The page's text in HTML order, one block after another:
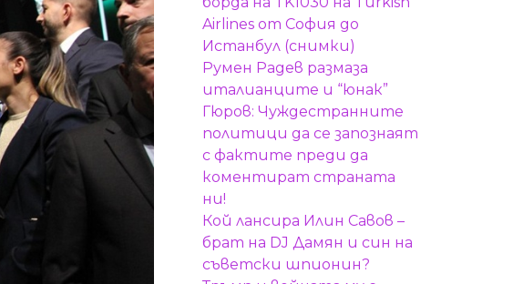
Airlines от София до
Истанбул (снимки)
Румен Радев размаза
италианците и “юнак”
Гюров: Чуждестранните
политици да се запознаят
с фактите преди да
коментират страната
ни!
Кой лансира Илин Савов –
брат на DJ Дамян и син на
съветски шпионин?